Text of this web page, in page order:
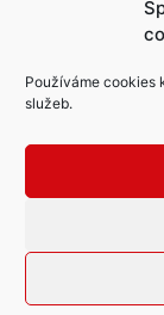
Používáme cookies
služeb.
© Město Mníšek